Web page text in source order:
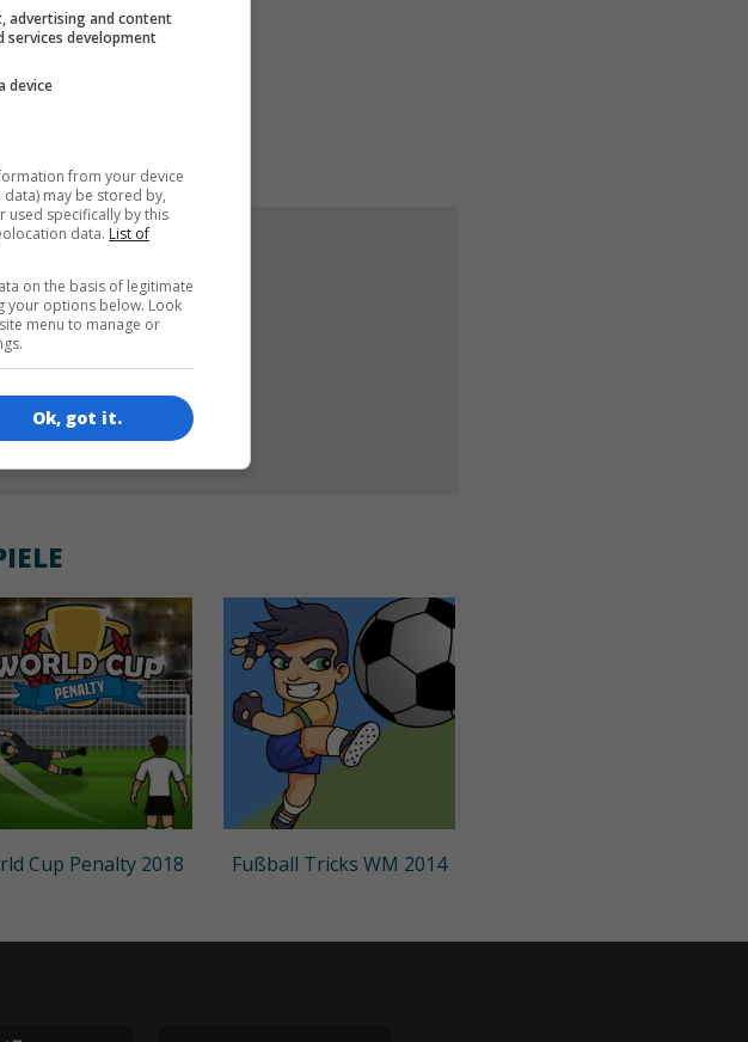
Cup Penalty 2018 Fußball Tricks WM 2014
advertising and content
services development
device
from your device
may be stored by,
used specifically by this
data. List of
on the basis of legitimate
your options below. Look
menu to manage or
Ok, got it.